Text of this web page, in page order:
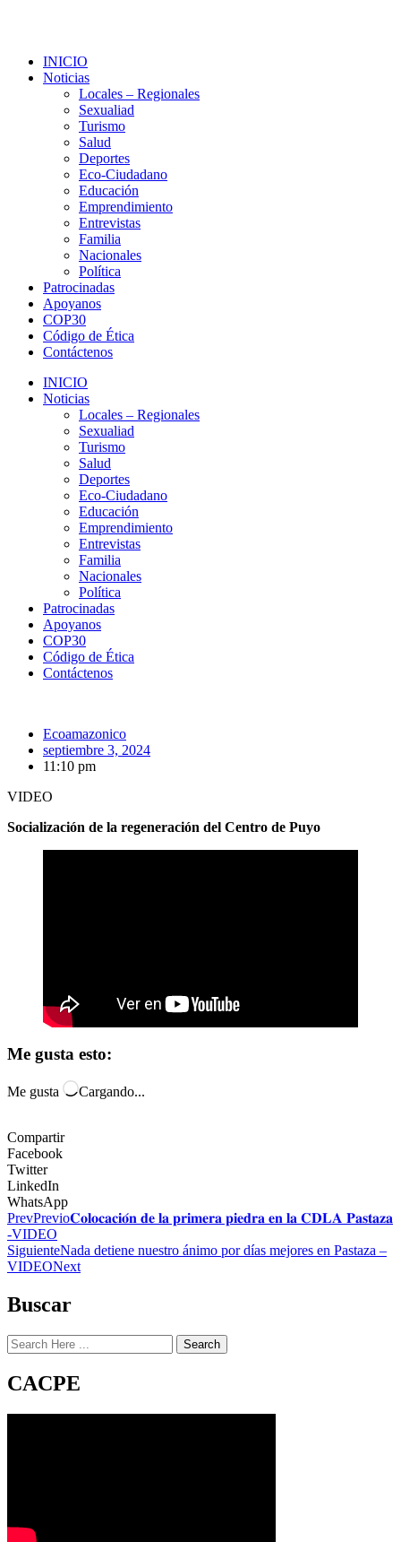
INICIO
Noticias
Locales – Regionales
Sexualiad
Turismo
Salud
Deportes
Eco-Ciudadano
Educación
Emprendimiento
Entrevistas
Familia
Nacionales
Política
Patrocinadas
Apoyanos
COP30
Código de Ética
Contáctenos
INICIO
Noticias
Locales – Regionales
Sexualiad
Turismo
Salud
Deportes
Eco-Ciudadano
Educación
Emprendimiento
Entrevistas
Familia
Nacionales
Política
Patrocinadas
Apoyanos
COP30
Código de Ética
Contáctenos
Ecoamazonico
septiembre 3, 2024
11:10 pm
VIDEO
Socialización de la regeneración del Centro de Puyo
Me gusta esto:
Me gusta Cargando...
Compartir
Facebook
Twitter
LinkedIn
WhatsApp
PrevPrevio𝐂𝐨𝐥𝐨𝐜𝐚𝐜𝐢𝐨́𝐧 𝐝𝐞 𝐥𝐚 𝐩𝐫𝐢𝐦𝐞𝐫𝐚 𝐩𝐢𝐞𝐝𝐫𝐚 𝐞𝐧 𝐥𝐚 𝐂𝐃𝐋𝐀 𝐏𝐚𝐬𝐭𝐚𝐳𝐚
-VIDEO
SiguienteNada detiene nuestro ánimo por días mejores en Pastaza –
VIDEONext
Buscar
Search
CACPE